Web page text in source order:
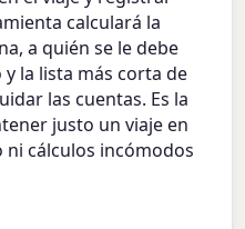
calculará la
a quién se le debe
la lista más corta de
las cuentas. Es la
justo un viaje en
cálculos incómodos